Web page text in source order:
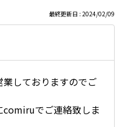
最終更新日 : 2024/02/09
しておりますのでご
comiruでご連絡致しま